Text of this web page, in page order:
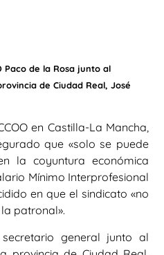
Paco de la Rosa junto al
de Ciudad Real, José
en Castilla-La Mancha,
que «solo se puede
la coyuntura económica
Mínimo Interprofesional
en que el sindicato «no
patronal».
general junto al